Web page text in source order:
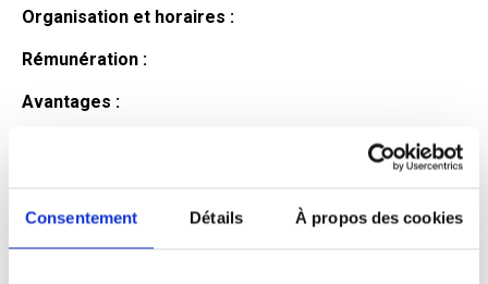
Consentement Détails À propos des cookies
Organisation et horaires :
Rémunération :
Avantages :
candidat